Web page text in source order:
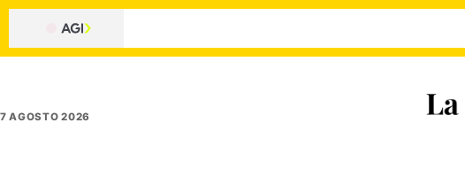
7 AGOSTO 2026